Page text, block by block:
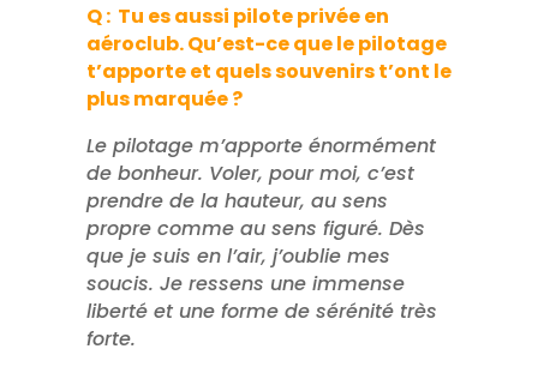
Q : Tu es aussi pilote privée en
aéroclub. Qu’est-ce que le pilotage
t’apporte et quels souvenirs t’ont le
plus marquée ?
Le pilotage m’apporte énormément
de bonheur. Voler, pour moi, c’est
prendre de la hauteur, au sens
propre comme au sens figuré. Dès
que je suis en l’air, j’oublie mes
soucis. Je ressens une immense
liberté et une forme de sérénité très
forte.